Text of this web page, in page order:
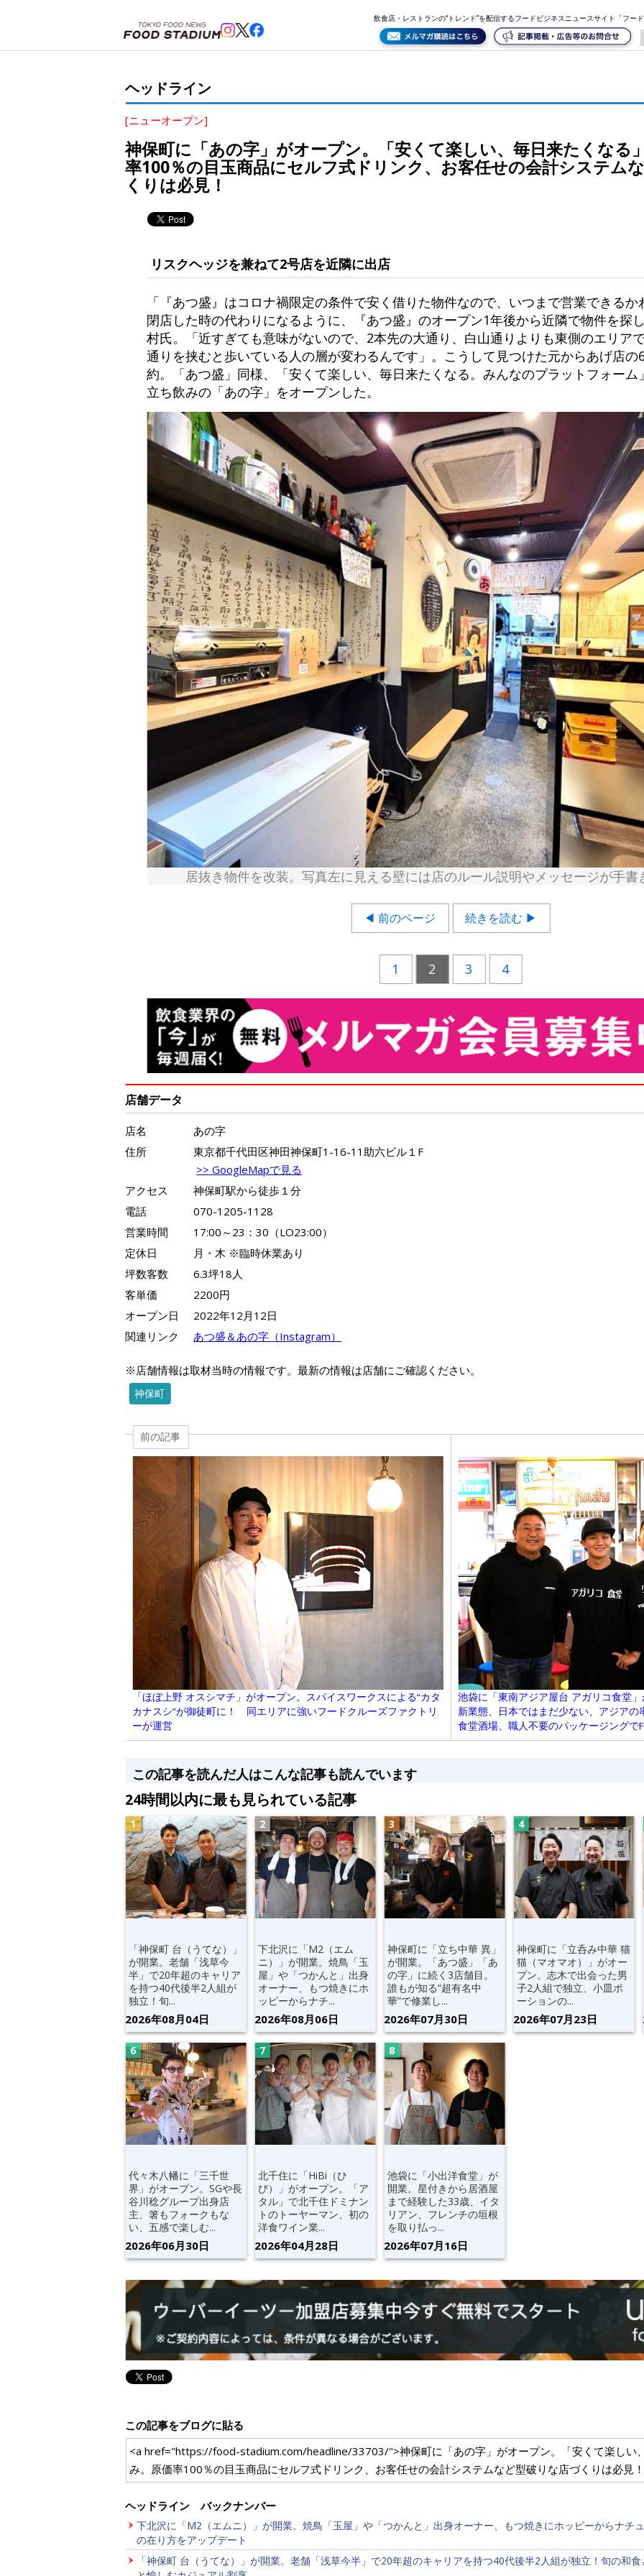
飲食店・レストランの“トレンド”を配信するフードビジネスニュースサイト「フー
ヘッドライン
[ニューオープン]
神保町に「あの字」がオープン。「安くて楽しい、毎日来たくなる
率100％の目玉商品にセルフ式ドリンク、お客任せの会計システム
くりは必見！
リスクヘッジを兼ねて2号店を近隣に出店
「『あつ盛』はコロナ禍限定の条件で安く借りた物件なので、いつまで営業できる
閉店した時の代わりになるように、『あつ盛』のオープン1年後から近隣で物件を探
村氏。「近すぎても意味がないので、2本先の大通り、白山通りよりも東側のエリア
通りを挟むと歩いている人の層が変わるんです」。こうして見つけた元からあげ店の
約。「あつ盛」同様、「安くて楽しい、毎日来たくなる。みんなのプラットフォーム
立ち飲みの「あの字」をオープンした。
居抜き物件を改装。写真左に見える壁には店のルール説明やメッセージが手書
◀ 前のページ 続きを読む ▶
1 2 3 4
店舗データ
店名
あの字
住所
東京都千代田区神田神保町1-16-11助六ビル１F
>> GoogleMapで見る
アクセス
神保町駅から徒歩１分
電話
070-1205-1128
営業時間
17:00～23：30（LO23:00）
定休日
月・木 ※臨時休業あり
坪数客数
6.3坪18人
客単価
2200円
オープン日
2022年12月12日
関連リンク
あつ盛＆あの字（Instagram）
※店舗情報は取材当時の情報です。最新の情報は店舗にご確認ください。
神保町
前の記事
「ほぼ上野 オスシマチ」がオープン。スパイスワークスによる“カタ
カナスシ”が御徒町に！ 同エリアに強いフードクルーズファクトリ
ーが運営
池袋に「東南アジア屋台 アガリコ食堂
新業態、日本ではまだ少ない、アジアの
食堂酒場、職人不要のパッケージングで
この記事を読んだ人はこんな記事も読んでいます
24時間以内に最も見られている記事
「神保町 台（うてな）」
が開業。老舗「浅草今
半」で20年超のキャリア
を持つ40代後半2人組が
独立！旬...
2026年08月04日
下北沢に「M2（エム
ニ）」が開業。焼鳥「玉
屋」や「つかんと」出身
オーナー、もつ焼きにホ
ッピーからナチ...
2026年08月06日
神保町に「立ち中華 異」
が開業。「あつ盛」「あ
の字」に続く3店舗目。
誰もが知る“超有名中
華”で修業し...
2026年07月30日
神保町に「立呑み中華 猫
猫（マオマオ）」がオー
プン。志木で出会った男
子2人組で独立、小皿ポ
ーションの...
2026年07月23日
代々木八幡に「三千世
界」がオープン。SGや長
谷川稔グループ出身店
主、箸もフォークもな
い、五感で楽しむ...
2026年06月30日
北千住に「HiBi（ひ
び）」がオープン。「ア
タル」で北千住ドミナン
トのトーヤーマン、初の
洋食ワイン業...
2026年04月28日
池袋に「小出洋食堂」が
開業。星付きから居酒屋
まで経験した33歳、イタ
リアン、フレンチの垣根
を取り払っ...
2026年07月16日
この記事をブログに貼る
<a href="https://food-stadium.com/headline/33703/">神保町に「あの字」がオープン。「安くて楽しい
み。原価率100％の目玉商品にセルフ式ドリンク、お客任せの会計システムなど型破りな店づくりは必見
ヘッドライン バックナンバー
下北沢に「M2（エムニ）」が開業。焼鳥「玉屋」や「つかんと」出身オーナー、もつ焼きにホッピーからナチ
の在り方をアップデート
「神保町 台（うてな）」が開業。老舗「浅草今半」で20年超のキャリアを持つ40代後半2人組が独立！旬の和